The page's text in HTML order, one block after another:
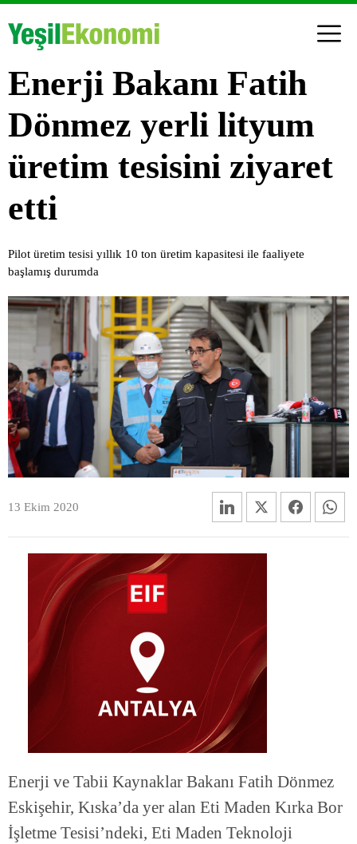
Enerji Bakanı Fatih
Dönmez yerli lityum
üretim tesisini ziyaret
etti
Pilot üretim tesisi yıllık 10 ton üretim kapasitesi ile faaliyete
başlamış durumda
13 Ekim 2020
Enerji ve Tabii Kaynaklar Bakanı Fatih Dönmez
Eskişehir, Kıska’da yer alan Eti Maden Kırka Bor
İşletme Tesisi’ndeki, Eti Maden Teknoloji